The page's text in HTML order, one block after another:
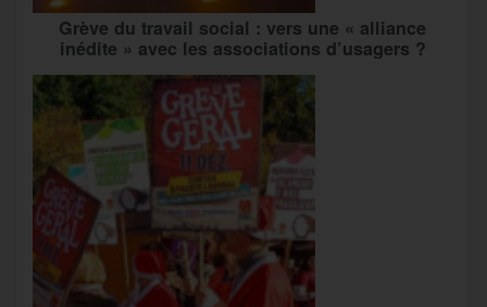
Grève du travail social : vers une « alliance
inédite » avec les associations d’usagers ?